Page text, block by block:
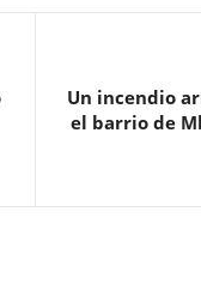
Un incendio
el barrio de